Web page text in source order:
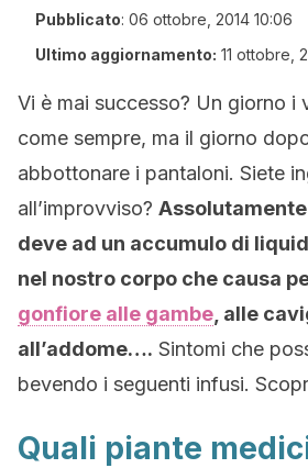
Pubblicato: 06 ottobre, 2014 10:06
Ultimo aggiornamento: 11 ottobre,
Vi è mai successo? Un giorno i
come sempre, ma il giorno
abbottonare i pantaloni. Siete
all’improvviso?
deve ad un accumulo di
nel nostro corpo che causa
gonfiore alle gambe , alle
all’addome…. Sintomi che
bevendo i seguenti infusi.
Quali piante